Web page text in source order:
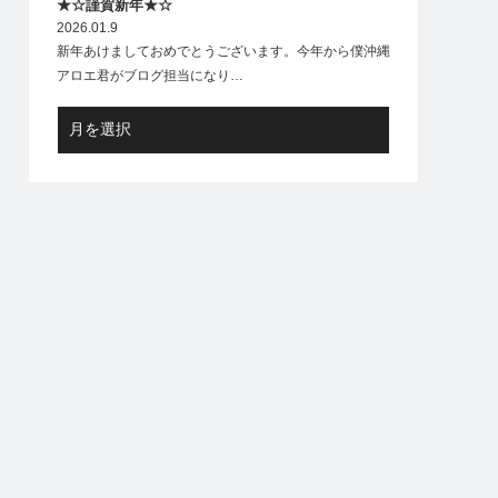
★☆謹賀新年★☆
2026.01.9
新年あけましておめでとうございます。今年から僕沖縄
アロエ君がブログ担当になり…